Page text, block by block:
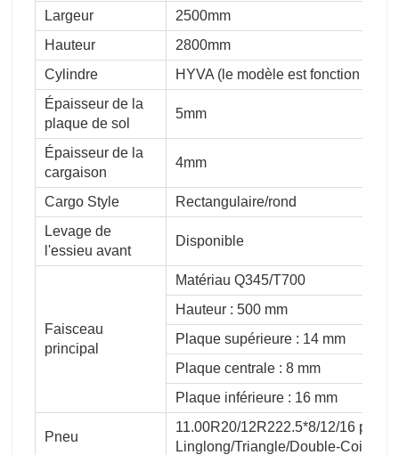
Largeur
2500mm
Hauteur
2800mm
Cylindre
HYVA (le modèle est fonction de
Épaisseur de la
plaque de sol
5mm
Épaisseur de la
cargaison
4mm
Cargo Style
Rectangulaire/rond
Levage de
l'essieu avant
Disponible
Faisceau
principal
Matériau Q345/T700
Hauteur : 500 mm
Plaque supérieure : 14 mm
Plaque centrale : 8 mm
Plaque inférieure : 16 mm
Pneu
11.00R20/12R222.5*8/12/16
Linglong/Triangle/Double-Coin/